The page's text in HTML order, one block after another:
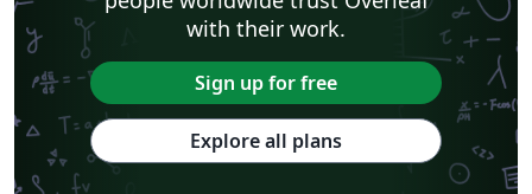
with their work.
Sign up for free
Explore all plans